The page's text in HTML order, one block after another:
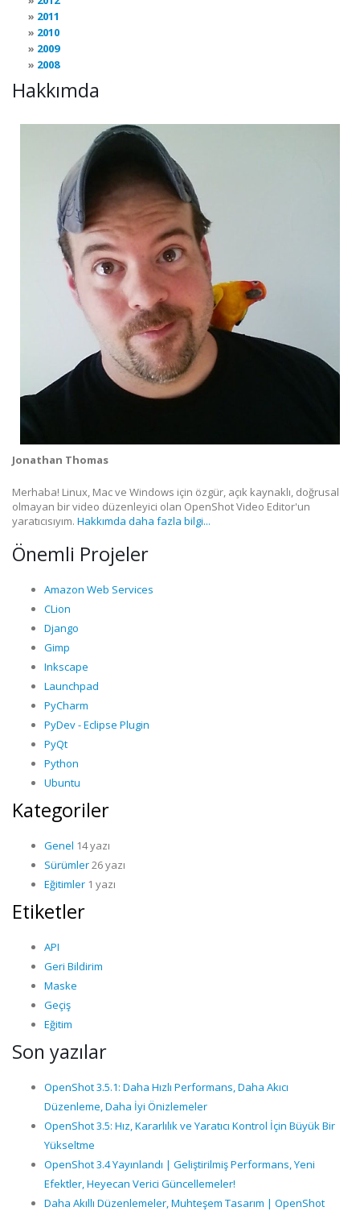
2011
2010
2009
2008
Hakkımda
Jonathan Thomas
Merhaba! Linux, Mac ve Windows için özgür, açık kaynaklı, doğrusal
olmayan bir video düzenleyici olan OpenShot Video Editor'un
yaratıcısıyım. Hakkımda daha fazla bilgi...
Önemli Projeler
Amazon Web Services
CLion
Django
Gimp
Inkscape
Launchpad
PyCharm
PyDev - Eclipse Plugin
PyQt
Python
Ubuntu
Kategoriler
Genel 14 yazı
Sürümler26 yazı
Eğitimler 1 yazı
Etiketler
API
Geri Bildirim
Maske
Geçiş
Eğitim
Son yazılar
OpenShot 3.5.1: Daha Hızlı Performans, Daha Akıcı
Düzenleme, Daha İyi Önizlemeler
OpenShot 3.5: Hız, Kararlılık ve Yaratıcı Kontrol İçin Büyük Bir
Yükseltme
OpenShot 3.4 Yayınlandı | Geliştirilmiş Performans, Yeni
Efektler, Heyecan Verici Güncellemeler!
Daha Akıllı Düzenlemeler, Muhteşem Tasarım | OpenShot